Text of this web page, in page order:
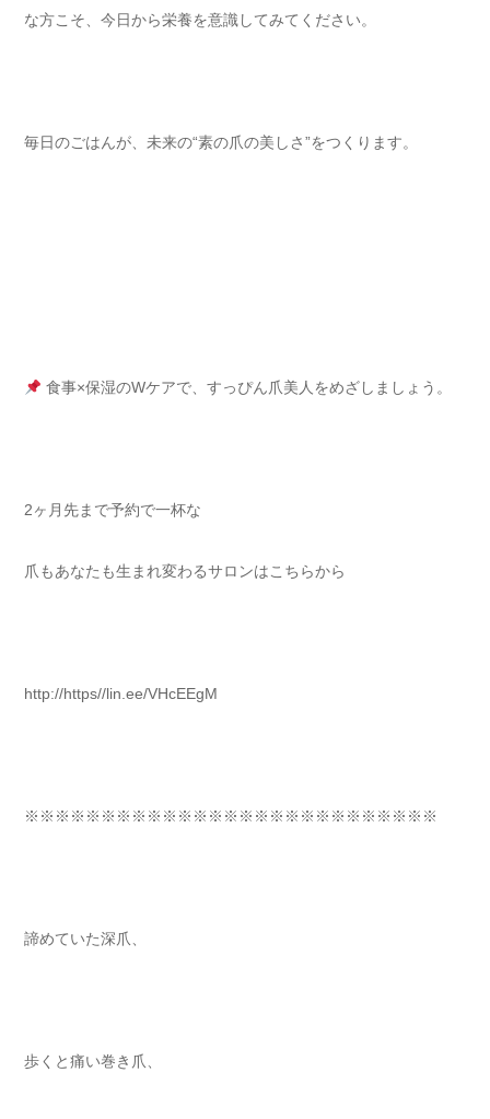
な方こそ、今日から栄養を意識してみてください。
毎日のごはんが、未来の“素の爪の美しさ”をつくります。
食事×保湿のWケアで、すっぴん爪美人をめざしましょう。
2ヶ月先まで予約で一杯な
爪もあなたも生まれ変わるサロンはこちらから⁡
http://https//lin.ee/VHcEEgM
※※※※※※※※※※※※※※※※※※※※※※※※※※※⁡
諦めていた深爪、 ⁡⁡⁡⁡
歩くと痛い巻き爪、 ⁡⁡⁡⁡